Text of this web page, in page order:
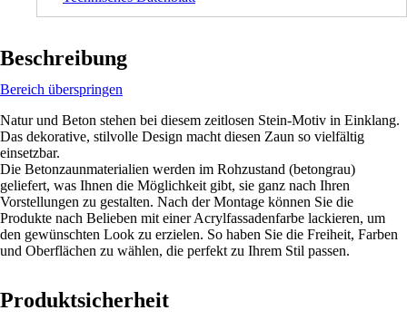
Beschreibung
Bereich überspringen
Natur und Beton stehen bei diesem zeitlosen Stein-Motiv in Einklang.
Das dekorative, stilvolle Design macht diesen Zaun so vielfältig
einsetzbar.
Die Betonzaunmaterialien werden im Rohzustand (betongrau)
geliefert, was Ihnen die Möglichkeit gibt, sie ganz nach Ihren
Vorstellungen zu gestalten. Nach der Montage können Sie die
Produkte nach Belieben mit einer Acrylfassadenfarbe lackieren, um
den gewünschten Look zu erzielen. So haben Sie die Freiheit, Farben
und Oberflächen zu wählen, die perfekt zu Ihrem Stil passen.
Produktsicherheit